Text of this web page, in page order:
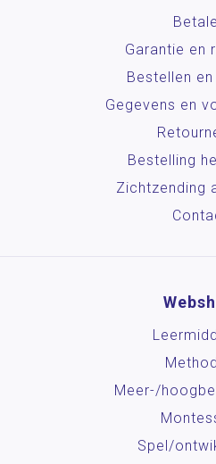
Garantie en
Bestellen
Gegevens en
Bestelling
Zichtzending
Meer-/
Spel/